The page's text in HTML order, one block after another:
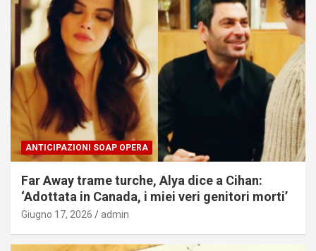
ANTICIPAZIONI SOAP OPERA
Far Away trame turche, Alya dice a Cihan:
‘Adottata in Canada, i miei veri genitori morti’
Giugno 17, 2026 admin